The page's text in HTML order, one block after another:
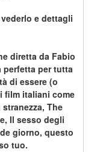
e dettagli
diretta da Fabio
perfetta per tutta
di essere (o
film italiani come
The
Il sesso degli
giorno, questo
tuo.